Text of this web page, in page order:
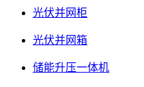
光伏并网柜
光伏并网箱
储能升压一体机